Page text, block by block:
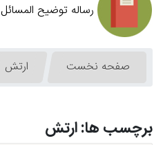
رساله توضیح المسائل
صفحه نخست ارتش
برچسب ها: ارتش